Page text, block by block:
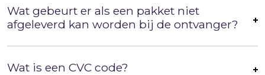
Wat gebeurt er als een pakket niet
afgeleverd kan worden bij de ontvanger?
Wat is een CVC code?